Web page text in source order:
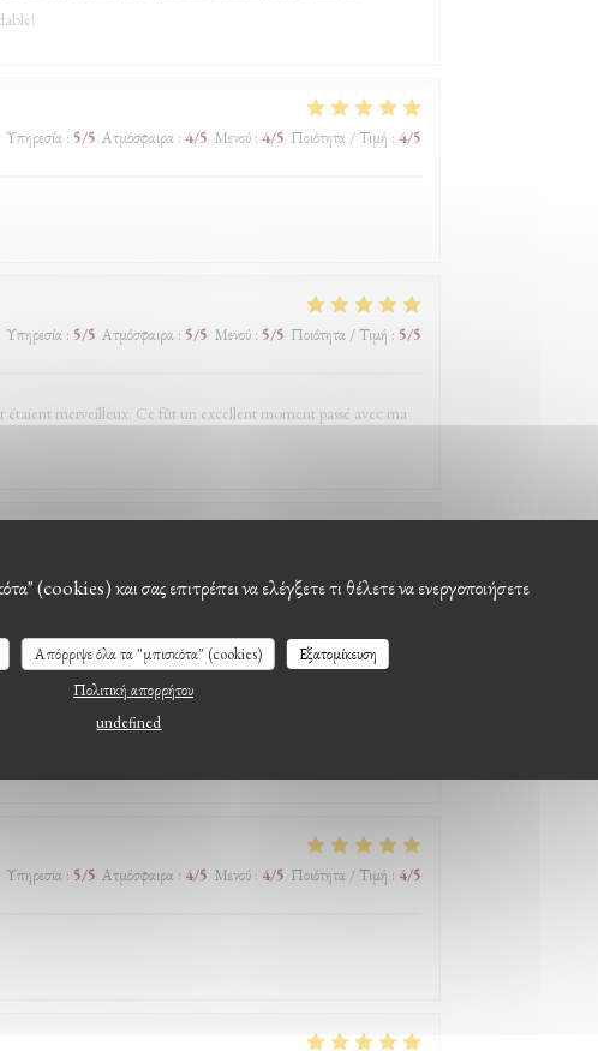
(cookies) και σας επιτρέπει να ελέγξετε τι θέλετε να ενεργοποιήσετε
Απόρριψε όλα τα "μπισκότα" (cookies)
Εξατομίκευση
Πολιτική απορρήτου
undefined
Υπηρεσία: 5/5 Ατμόσφαιρα: 4/5 Μενού: 4/5 Ποιότητα / Τιμή : 4/5
Υπηρεσία: 5/5 Ατμόσφαιρα: 5/5 Μενού: 5/5 Ποιότητα / Τιμή : 5/5
merveilleux. Ce fût un excellent moment passé avec ma
Υπηρεσία : 5/5 Ατμόσφαιρα : 4/5 Μενού: 4/5 Ποιότητα / Τιμή : 4/5